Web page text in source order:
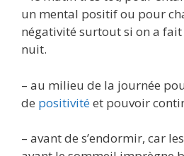
un mental positif ou pour
négativité surtout si on a fait
nuit.
– au milieu de la journée
de positivitéet pouvoir
– avant de s’endormir, car